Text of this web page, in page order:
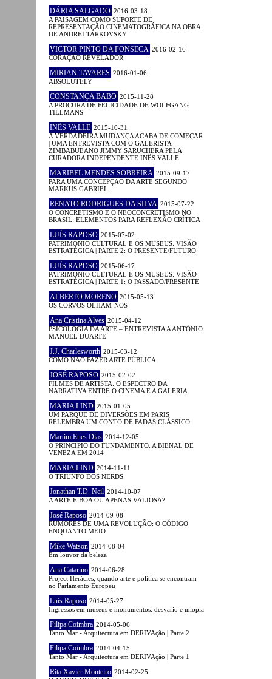
DÁRIA SALGADO 2016-03-18
A PAISAGEM COMO SUPORTE DE
REPRESENTAÇÃO CINEMATOGRÁFICA NA OBRA
DE ANDREI TARKOVSKY
VICTOR PINTO DA FONSECA 2016-02-16
CORAÇÃO REVELADOR
MIRIAN TAVARES 2016-01-06
ABSOLUTELY
CONSTANÇA BABO 2015-11-28
A PROCURA DE FELICIDADE DE WOLFGANG
TILLMANS
INÊS VALLE 2015-10-31
A VERDADEIRA MUDANÇA ACABA DE COMEÇAR
| UMA ENTREVISTA COM O GALERISTA
ZIMBABUEANO JIMMY SARUCHERA PELA
CURADORA INDEPENDENTE INÊS VALLE
MARIBEL MENDES SOBREIRA 2015-09-17
PARA UMA CONCEPÇÃO DA ARTE SEGUNDO
MARKUS GABRIEL
RENATO RODRIGUES DA SILVA 2015-07-22
O CONCRETISMO E O NEOCONCRETISMO NO
BRASIL: ELEMENTOS PARA REFLEXÃO CRÍTICA
LUÍS RAPOSO 2015-07-02
PATRIMÓNIO CULTURAL E OS MUSEUS: VISÃO
ESTRATÉGICA | PARTE 2: O PRESENTE/FUTURO
LUÍS RAPOSO 2015-06-17
PATRIMÓNIO CULTURAL E OS MUSEUS: VISÃO
ESTRATÉGICA | PARTE 1: O PASSADO/PRESENTE
ALBERTO MORENO 2015-05-13
OS CORVOS OLHAM-NOS
Ana Cristina Alves 2015-04-12
PSICOLOGIA DA ARTE – ENTREVISTA A ANTÓNIO
MANUEL DUARTE
J.J. Charlesworth 2015-03-12
COMO NÃO FAZER ARTE PÚBLICA
JOSÉ RAPOSO 2015-02-02
FILMES DE ARTISTA: O ESPECTRO DA
NARRATIVA ENTRE O CINEMA E A GALERIA.
MARIA LIND 2015-01-05
UM PARQUE DE DIVERSÕES EM PARIS
RELEMBRA UM CONTO DE FADAS CLÁSSICO
Martim Enes Dias 2014-12-05
O PRINCÍPIO DO FUNDAMENTO: A BIENAL DE
VENEZA EM 2014
MARIA LIND 2014-11-11
O TRIUNFO DOS NERDS
Jonathan T.D. Neil 2014-10-07
A ARTE É BOA OU APENAS VALIOSA?
José Raposo 2014-09-08
RUMORES DE UMA REVOLUÇÃO: O CÓDIGO
ENQUANTO MEIO.
Mike Watson 2014-08-04
Em louvor da beleza
Ana Catarino 2014-06-28
Project Herácles, quando arte e política se encontram
no Parlamento Europeu
Luís Raposo 2014-05-27
Ingressos em museus e monumentos: desvario e miopia
Filipa Coimbra 2014-05-06
Tanto Mar - Arquitectura em DERIVAção | Parte 2
Filipa Coimbra 2014-04-15
Tanto Mar - Arquitectura em DERIVAção | Parte 1
Rita Xavier Monteiro 2014-02-25